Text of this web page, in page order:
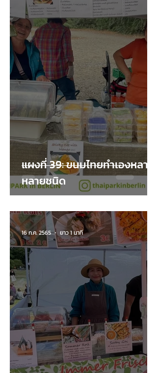
แผงที่ 39: ขนมไทยทำเองหลาก
หลายชนิด
16 ก.ค. 2565 ยาว 1 นาที